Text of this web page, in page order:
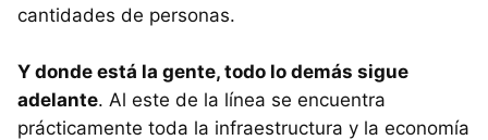
cantidades de personas.
Y donde está la gente, todo lo demás sigue
adelante. Al este de la línea se encuentra
prácticamente toda la infraestructura y la economía